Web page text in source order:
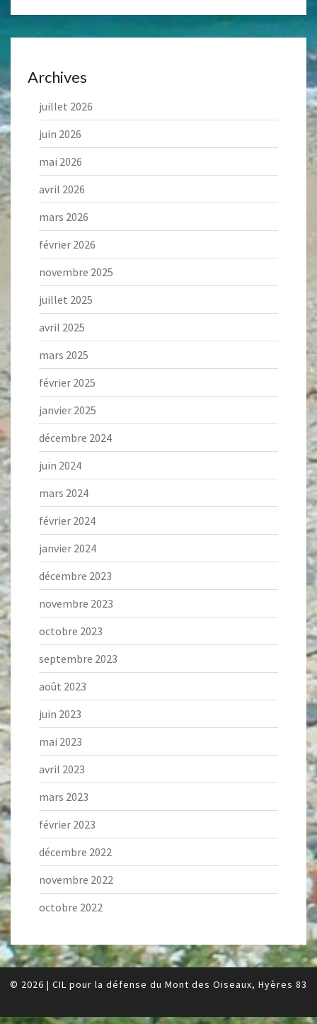
Archives
juillet 2026
juin 2026
mai 2026
avril 2026
mars 2026
février 2026
novembre 2025
juillet 2025
avril 2025
mars 2025
février 2025
janvier 2025
décembre 2024
juin 2024
mars 2024
février 2024
janvier 2024
décembre 2023
novembre 2023
octobre 2023
septembre 2023
août 2023
juin 2023
mai 2023
avril 2023
mars 2023
février 2023
décembre 2022
novembre 2022
octobre 2022
© 2026 | CIL pour la défense du Mont des Oiseaux, Hyères 83